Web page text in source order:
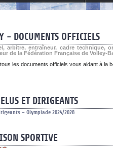
- DOCUMENTS OFFICIELS
arbitre, entraîneur, cadre technique,
de la Fédération Française de Volley-
les documents officiels vous aidant à la
ET DIRIGEANTS
– Olympiade 2024/2028
SPORTIVE